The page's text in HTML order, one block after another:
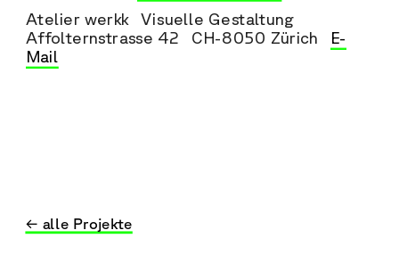
← alle Projekte
Atelier werkk   Visuelle Gestaltung
Affolternstrasse 42   CH-8050 Zürich
E-
Mail